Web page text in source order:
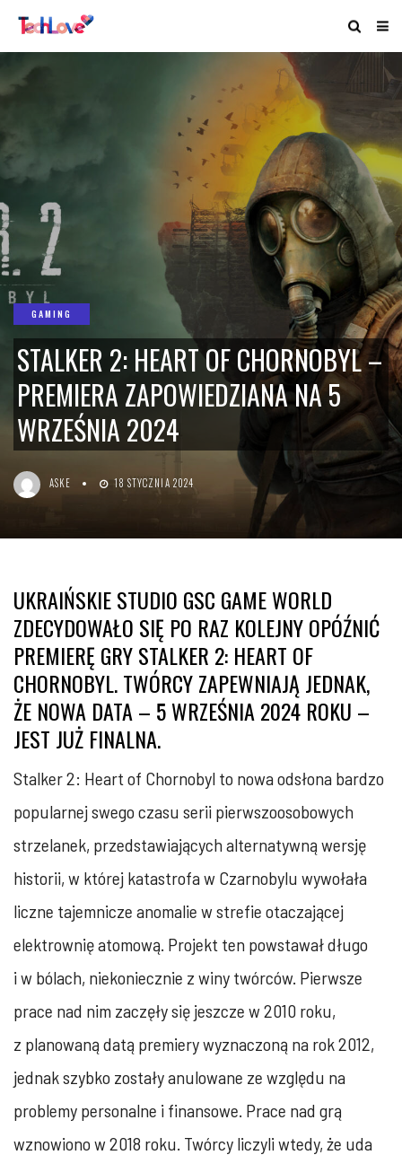
GAMING
STALKER 2: HEART OF CHORNOBYL –
PREMIERA ZAPOWIEDZIANA NA 5
WRZEŚNIA 2024
ASKE 18 STYCZNIA 2024
UKRAIŃSKIE STUDIO GSC GAME WORLD
ZDECYDOWAŁO SIĘ PO RAZ KOLEJNY OPÓŹNIĆ
PREMIERĘ GRY STALKER 2: HEART OF
CHORNOBYL. TWÓRCY ZAPEWNIAJĄ JEDNAK,
ŻE NOWA DATA – 5 WRZEŚNIA 2024 ROKU –
JEST JUŻ FINALNA.
Stalker 2: Heart of Chornobyl to nowa odsłona bardzo
popularnej swego czasu serii pierwszoosobowych
strzelanek, przedstawiających alternatywną wersję
historii, w której katastrofa w Czarnobylu wywołała
liczne tajemnicze anomalie w strefie otaczającej
elektrownię atomową. Projekt ten powstawał długo
i w bólach, niekoniecznie z winy twórców. Pierwsze
prace nad nim zaczęły się jeszcze w 2010 roku,
z planowaną datą premiery wyznaczoną na rok 2012,
jednak szybko zostały anulowane ze względu na
problemy personalne i finansowe. Prace nad grą
wznowiono w 2018 roku. Twórcy liczyli wtedy, że uda